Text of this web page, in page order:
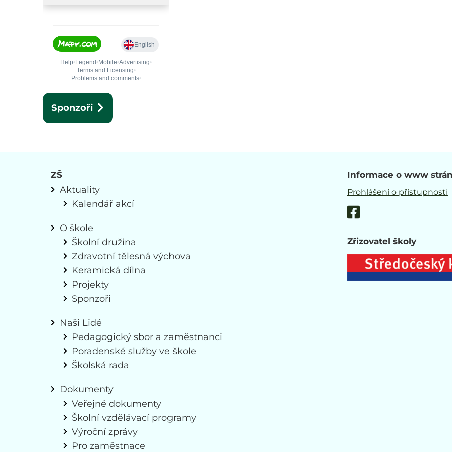
Sponzoři
ZŠ
Aktuality
Kalendář akcí
O škole
Školní družina
Zdravotní tělesná výchova
Keramická dílna
Projekty
Sponzoři
Naši Lidé
Pedagogický sbor a zaměstnanci
Poradenské služby ve škole
Školská rada
Dokumenty
Veřejné dokumenty
Školní vzdělávací programy
Výroční zprávy
Pro zaměstnace
Informace o www
Prohlášení o přístupnosti
Zřizovatel školy